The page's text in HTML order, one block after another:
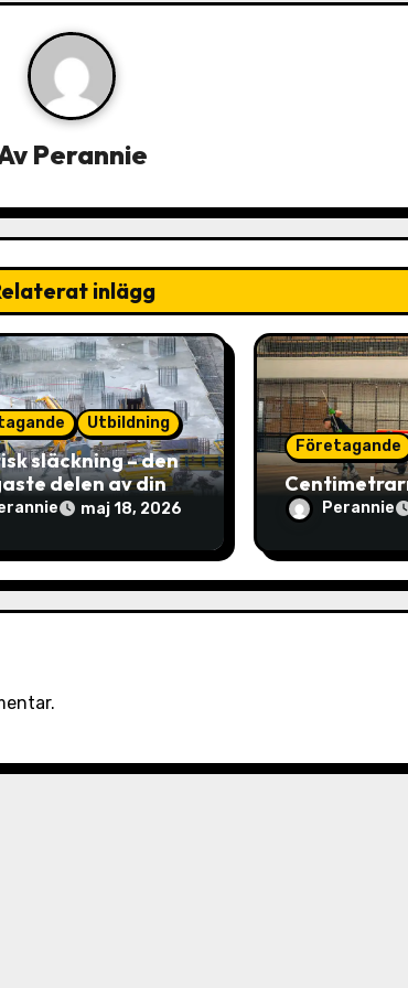
Perannie
inlägg
Utbildning
släckning – den
delen av din
maj 18, 2026
Företagande
Perannie